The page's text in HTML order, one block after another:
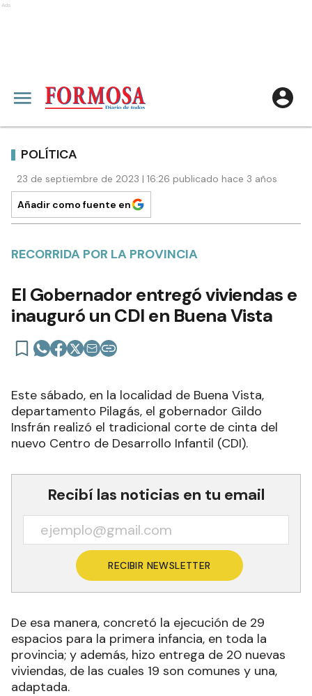
Ads
POLÍTICA
23 de septiembre de 2023 | 16:26 publicado hace 3 años
Añadir como fuente en
RECORRIDA POR LA PROVINCIA
El Gobernador entregó viviendas e
inauguró un CDI en Buena Vista
Este sábado, en la localidad de Buena Vista,
departamento Pilagás, el gobernador Gildo
Insfrán realizó el tradicional corte de cinta del
nuevo Centro de Desarrollo Infantil (CDI).
Recibí las noticias en tu email
RECIBIR NEWSLETTER
De esa manera, concretó la ejecución de 29
espacios para la primera infancia, en toda la
provincia; y además, hizo entrega de 20 nuevas
viviendas, de las cuales 19 son comunes y una,
adaptada.